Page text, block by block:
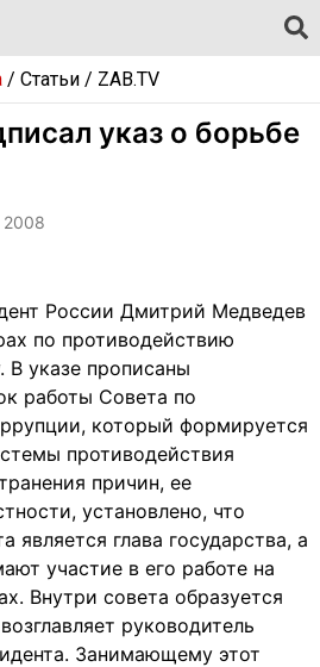
/ Статьи/ ZAB.TV
указ о борьбе
2008
России Дмитрий Медведев
по противодействию
В указе прописаны
работы Совета по
который формируется
противодействия
причин, ее
установлено, что
является глава государства, а
участие в его работе на
Внутри совета образуется
руководитель
Занимающему этот